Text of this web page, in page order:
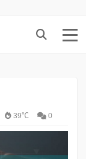
39℃ 0